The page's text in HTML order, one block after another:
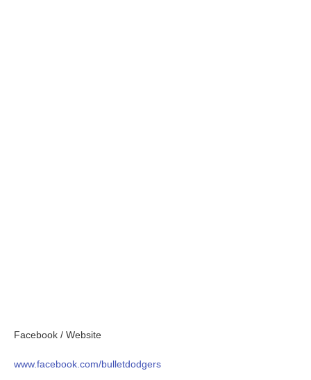
Facebook / Website
www.facebook.com/bulletdodgers